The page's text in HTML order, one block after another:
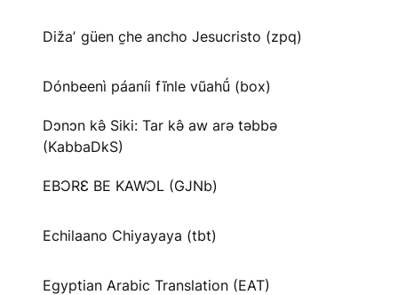
Dižaʼ güen c̱he ancho Jesucristo (zpq)
Dónbeenì páaníi fĩnle vũahṹ (box)
Dɔnɔn kə̂ Siki: Tar kə̂ aw arə təbbə
(KabbaDkS)
EBƆRƐ BE KAWƆL (GJNb)
Echilaano Chiyayaya (tbt)
Egyptian Arabic Translation (EAT)